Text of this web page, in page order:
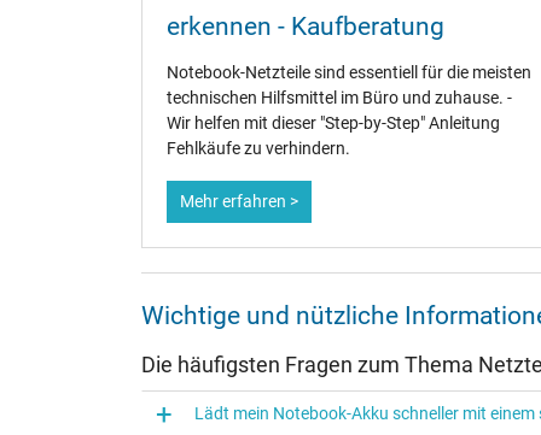
Weitere Daten
Überlast-, kurzschluss- und überhitzungsgeschützt
Prüfsiegel
erkennen - Kaufberatung
Notebook-Netzteile sind essentiell für die meisten
technischen Hilfsmittel im Büro und zuhause. -
Wir helfen mit dieser "Step-by-Step" Anleitung
Fehlkäufe zu verhindern.
Mehr erfahren >
Wichtige und nützliche
Die häufigsten Fragen zum Thema
Lädt mein Notebook-Akku schneller mit einem